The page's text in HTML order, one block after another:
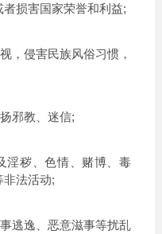
损害国家荣誉和利益;
侵害民族风俗习惯，
邪教、迷信;
秽、色情、赌博、毒
非法活动;
逸、恶意滋事等扰乱